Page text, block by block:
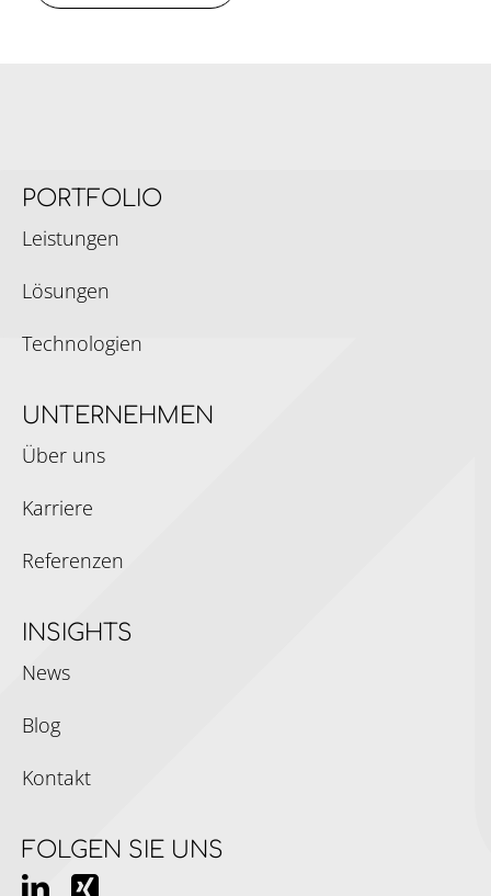
PORTFOLIO
Leistungen
Lösungen
Technologien
UNTERNEHMEN
Über uns
Karriere
Referenzen
INSIGHTS
News
Blog
Kontakt
FOLGEN SIE UNS